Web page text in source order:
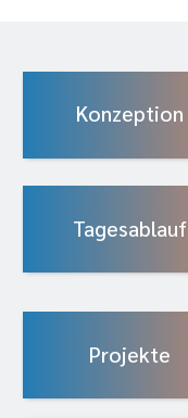
Konzeption
Tagesablauf
Projekte